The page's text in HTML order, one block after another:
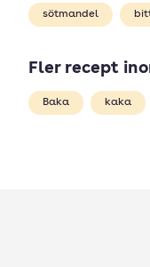
sötmandel
Fler recept
Baka kaka